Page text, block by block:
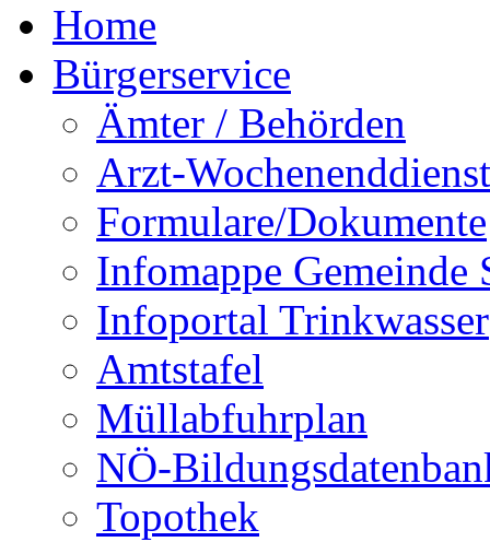
Home
Bürgerservice
Ämter / Behörden
Arzt-
Formulare/Dokumente
Infomappe Gemeinde
Infoportal Trinkwasser
Amtstafel
Müllabfuhrplan
NÖ-
Topothek